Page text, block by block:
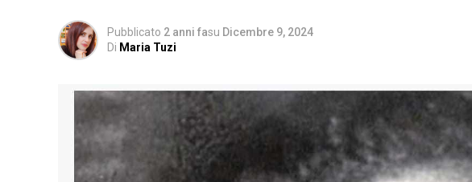
Pubblicato 2 anni fasu Dicembre 9, 2024
Di Maria Tuzi